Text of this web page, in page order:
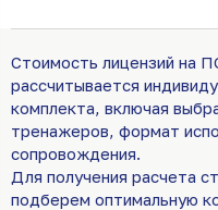
Стоимость лицензий на
рассчитывается
комплекта, включая
тренажеров, формат
сопровождения.
Для получения расчета
подберем оптимальную